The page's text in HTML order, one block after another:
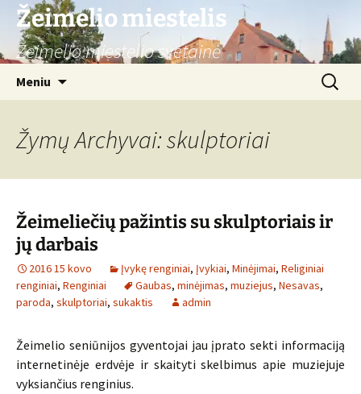
Žeimelio miestelis
Žeimelio miestelio svetainė
Meniu Ieškoti:
Žymų Archyvai: skulptoriai
Žeimeliečių pažintis su skulptoriais ir
jų darbais
2016 15 kovo Įvykę renginiai, Įvykiai, Minėjimai, Religiniai
renginiai, Renginiai Gaubas, minėjimas, muziejus, Nesavas,
paroda, skulptoriai, sukaktis admin
Žeimelio seniūnijos gyventojai jau įprato sekti informaciją
internetinėje erdvėje ir skaityti skelbimus apie muziejuje
vyksiančius renginius.